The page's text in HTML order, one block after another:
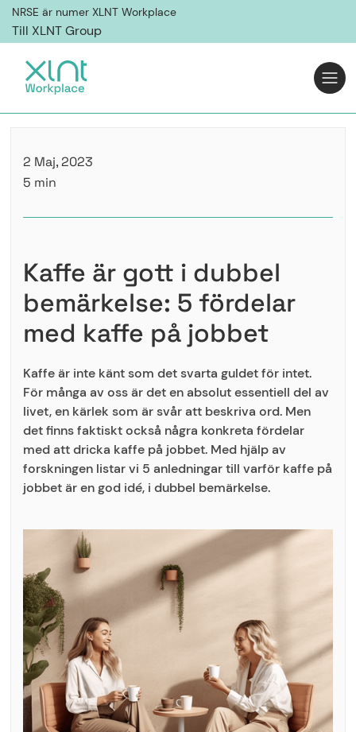
NRSE är numer XLNT Workplace
Till XLNT Group
2 Maj, 2023
5 min
Kaffe är gott i dubbel
bemärkelse: 5 fördelar
med kaffe på jobbet
Kaffe är inte känt som det svarta guldet för intet.
För många av oss är det en absolut essentiell del av
livet, en kärlek som är svår att beskriva ord. Men
det finns faktiskt också några konkreta fördelar
med att dricka kaffe på jobbet. Med hjälp av
forskningen listar vi 5 anledningar till varför kaffe på
jobbet är en god idé, i dubbel bemärkelse.